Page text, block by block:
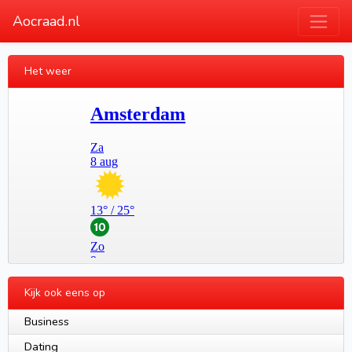
Aocraad.nl
Het weer
Kijk ook eens op
Business
Dating